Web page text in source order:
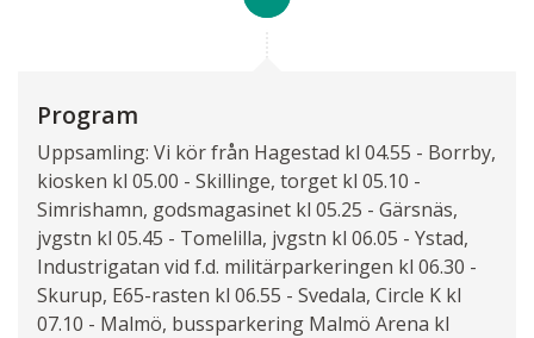
271 77Löderup
Kontaktformulär Ring oss
Program
Uppsamling: Vi kör från Hagestad kl 04.55 - Borrby,
kiosken kl 05.00 - Skillinge, torget kl 05.10 -
Simrishamn, godsmagasinet kl 05.25 - Gärsnäs,
jvgstn kl 05.45 - Tomelilla, jvgstn kl 06.05 - Ystad,
Industrigatan vid f.d. militärparkeringen kl 06.30 -
Skurup, E65-rasten kl 06.55 - Svedala, Circle K kl
07.10 - Malmö, bussparkering Malmö Arena kl